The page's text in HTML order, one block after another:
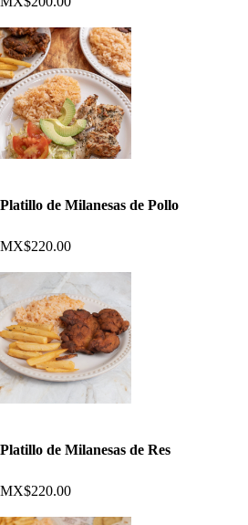
Platillo de Milanesas de Pollo
MX$220.00
Platillo de Milanesas de Res
MX$220.00